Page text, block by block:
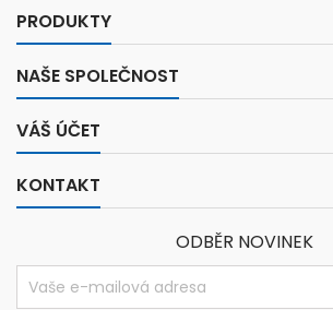
PRODUKTY
NAŠE SPOLEČNOST
VÁŠ ÚČET
KONTAKT
ODBĚR NOVINEK